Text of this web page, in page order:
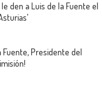
le den a Luis de la Fuente el
Fuente, Presidente del